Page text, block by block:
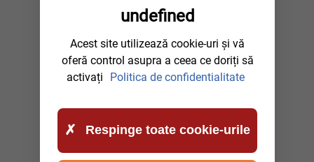
undefined
Acest site utilizează cookie-uri și vă
oferă control asupra a ceea ce doriți să
activați
Politica de confidentialitate
Respinge toate cookie-urile